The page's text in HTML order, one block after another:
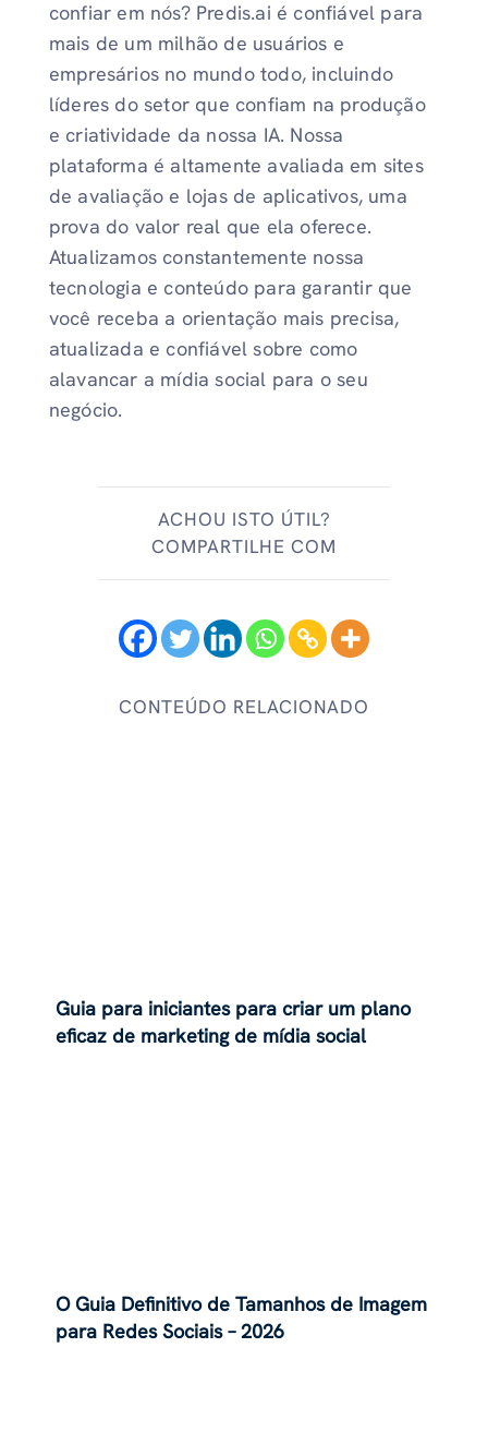
confiar em nós? Predis.ai é confiável para
mais de um milhão de usuários e
empresários no mundo todo, incluindo
líderes do setor que confiam na produção
e criatividade da nossa IA. Nossa
plataforma é altamente avaliada em sites
de avaliação e lojas de aplicativos, uma
prova do valor real que ela oferece.
Atualizamos constantemente nossa
tecnologia e conteúdo para garantir que
você receba a orientação mais precisa,
atualizada e confiável sobre como
alavancar a mídia social para o seu
negócio.
ACHOU ISTO ÚTIL?
COMPARTILHE COM
CONTEÚDO RELACIONADO
Guia para iniciantes para criar um plano
eficaz de marketing de mídia social
O Guia Definitivo de Tamanhos de Imagem
para Redes Sociais – 2026